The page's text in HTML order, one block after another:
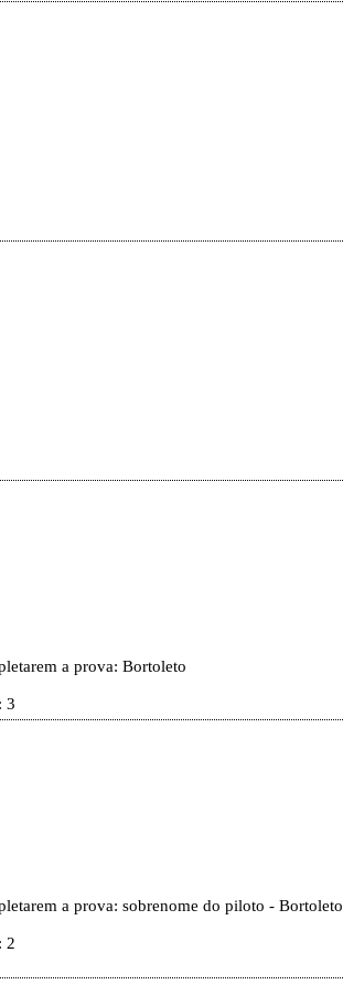
a prova: Bortoleto
3
a prova: sobrenome do piloto - Bortoleto
2